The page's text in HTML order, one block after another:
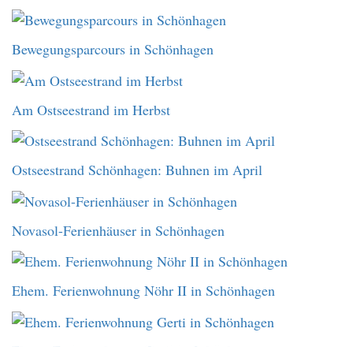
Bewegungsparcours in Schönhagen
Am Ostseestrand im Herbst
Ostseestrand Schönhagen: Buhnen im April
Novasol-Ferienhäuser in Schönhagen
Ehem. Ferienwohnung Nöhr II in Schönhagen